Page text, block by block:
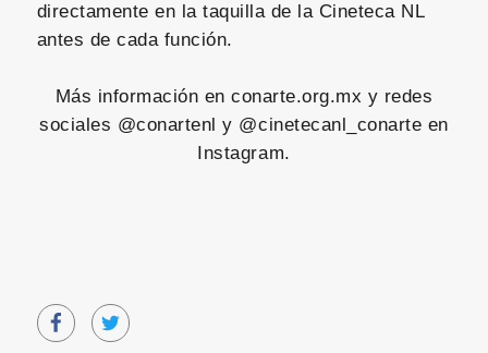
directamente en la taquilla de la Cineteca NL
antes de cada función.
Más información en conarte.org.mx y redes
sociales @conartenl y @cinetecanl_conarte en
Instagram.